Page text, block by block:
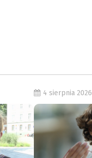
4 sierpnia 2026